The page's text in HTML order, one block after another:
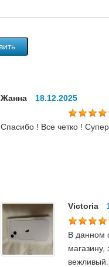
Жанна 18.12.2025
Спасибо ! Все четко !
Victoria
В данном